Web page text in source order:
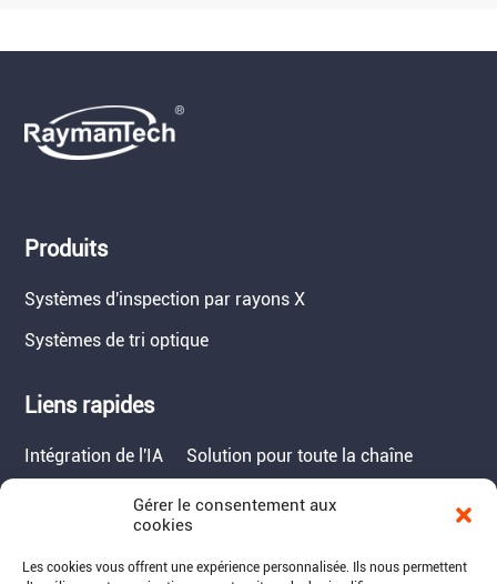
Produits
Systèmes d'inspection par rayons X
Systèmes de tri optique
Liens rapides
Intégration de l'IA Solution pour toute la chaîne
Tél. : 717-490-1513
Gérer le consentement aux
cookies
Les cookies vous offrent une expérience personnalisée. Ils nous permettent